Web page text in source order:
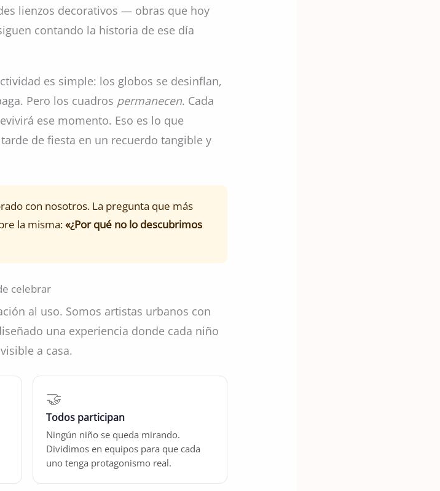
lienzos decorativos — obras que hoy
contando la historia de ese día
es simple: los globos se desinflan,
Pero los cuadros permanecen. Cada
ese momento. Eso es lo que
de fiesta en un recuerdo tangible y
con nosotros. La pregunta que más
la misma:«¿Por qué no lo descubrimos
celebrar
al uso. Somos artistas urbanos con
una experiencia donde cada niño
a casa.
🤝
Todos participan
Ningún niño se queda mirando.
Dividimos en equipos para que cada
uno tenga protagonismo real.